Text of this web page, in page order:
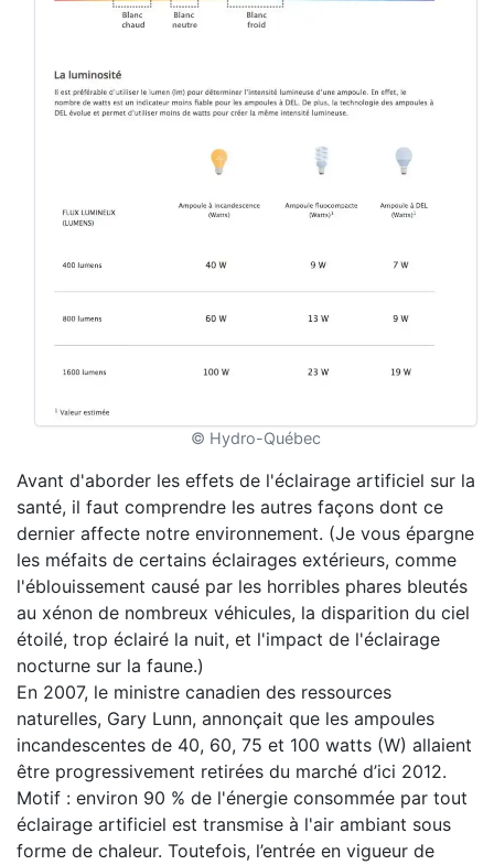
© Hydro-Québec
Avant d'aborder les effets de l'éclairage artificiel sur la
santé, il faut comprendre les autres façons dont ce
dernier affecte notre environnement. (Je vous épargne
les méfaits de certains éclairages extérieurs, comme
l'éblouissement causé par les horribles phares bleutés
au xénon de nombreux véhicules, la disparition du ciel
étoilé, trop éclairé la nuit, et l'impact de l'éclairage
nocturne sur la faune.)
En 2007, le ministre canadien des ressources
naturelles, Gary Lunn, annonçait que les ampoules
incandescentes de 40, 60, 75 et 100 watts (W) allaient
être progressivement retirées du marché d’ici 2012.
Motif : environ 90 % de l'énergie consommée par tout
éclairage artificiel est transmise à l'air ambiant sous
forme de chaleur. Toutefois, l’entrée en vigueur de